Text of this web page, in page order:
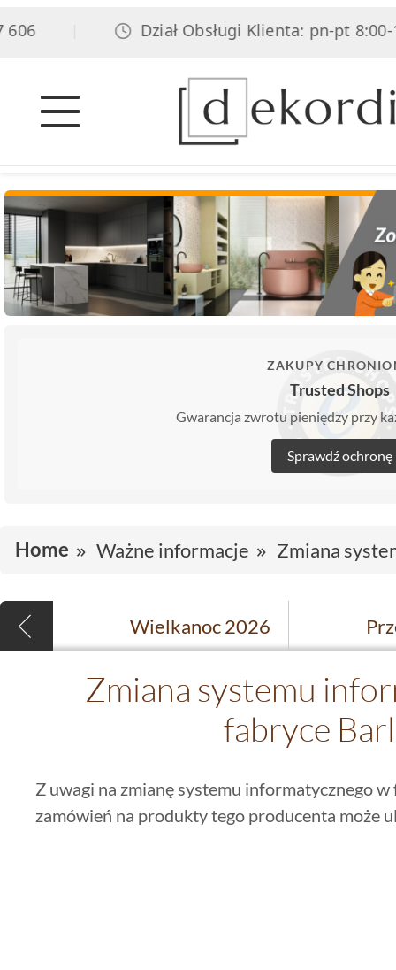
Dział Obsługi Klienta: pn-pt 8:00-
ZAKUPY
Trusted Shops
Gwarancja zwrotu pieniędzy przy
Sprawdź ochronę
Home Ważne informacje Zmiana
Wielkanoc 2026
Zmiana systemu
fabryce
Z uwagi na zmianę systemu informatycznego
zamówień na produkty tego producenta może